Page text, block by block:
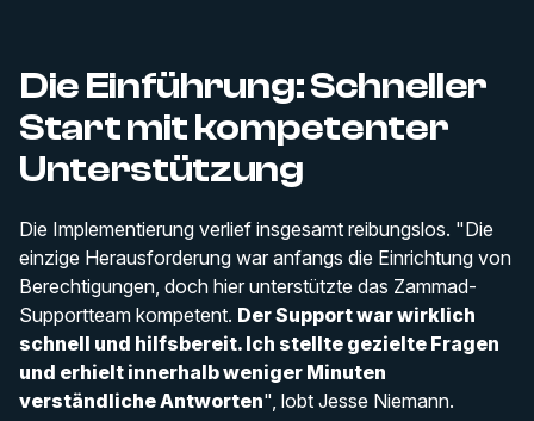
Die Einführung: Schneller
Start mit kompetenter
Unterstützung
Die Implementierung verlief insgesamt reibungslos. "Die
einzige Herausforderung war anfangs die Einrichtung von
Berechtigungen, doch hier unterstützte das Zammad-
Supportteam kompetent. Der Support war wirklich
schnell und hilfsbereit. Ich stellte gezielte Fragen
und erhielt innerhalb weniger Minuten
verständliche Antworten", lobt Jesse Niemann.